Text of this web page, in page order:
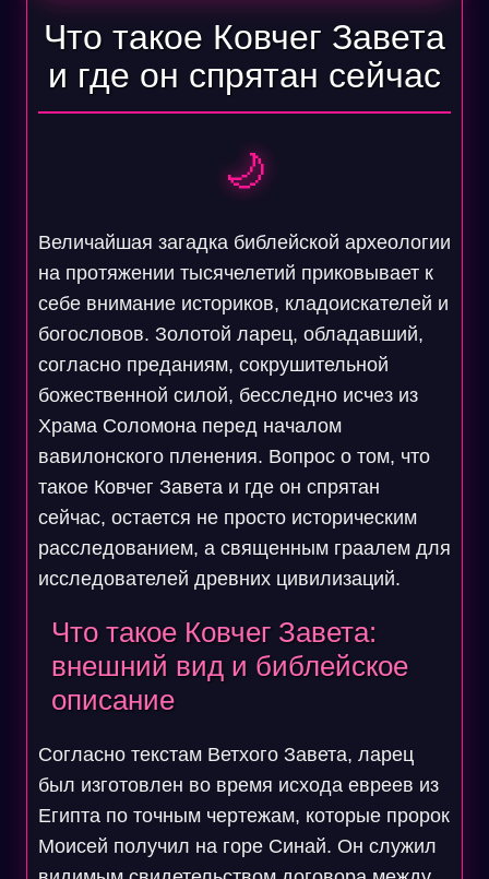
Что такое Ковчег Завета
и где он спрятан сейчас
🌙
Величайшая загадка библейской археологии
на протяжении тысячелетий приковывает к
себе внимание историков, кладоискателей и
богословов. Золотой ларец, обладавший,
согласно преданиям, сокрушительной
божественной силой, бесследно исчез из
Храма Соломона перед началом
вавилонского пленения. Вопрос о том, что
такое Ковчег Завета и где он спрятан
сейчас, остается не просто историческим
расследованием, а священным граалем для
исследователей древних цивилизаций.
Что такое Ковчег Завета:
внешний вид и библейское
описание
Согласно текстам Ветхого Завета, ларец
был изготовлен во время исхода евреев из
Египта по точным чертежам, которые пророк
Моисей получил на горе Синай. Он служил